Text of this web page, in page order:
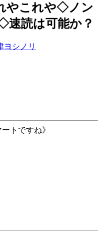
やこれや◇ノン
速読は可能か？
ヨシノリ
トですね》